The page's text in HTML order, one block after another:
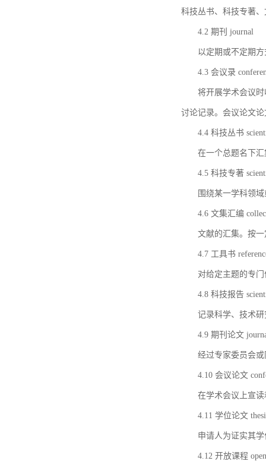
科技丛书、科技专著
4.2 期刊 journal
以定期或不定期
4.3 会议录
将开展学术会议
讨论记录。会议论文
4.4 科技丛书
在一个总题名下
4.5 科技专著
围绕某一学科领
4.6 文集汇编
文献的汇集。按
4.7 工具书
对给定主题的专
4.8 科技报告
记录科学、技术
4.9 期刊论文
经过专家委员会
4.10 会议论文
在学术会议上宣
4.11 学位论文
申请人为证实其
4.12 开放课程